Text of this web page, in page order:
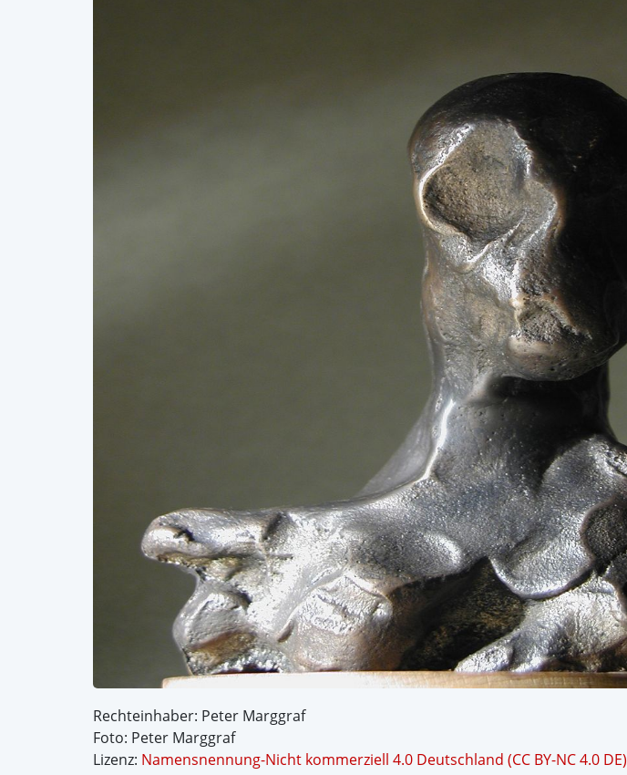
Rechteinhaber: Peter Marggraf
Foto: Peter Marggraf
Lizenz: Namensnennung-Nicht kommerziell 4.0 Deutschland (CC BY-NC 4.0 DE)